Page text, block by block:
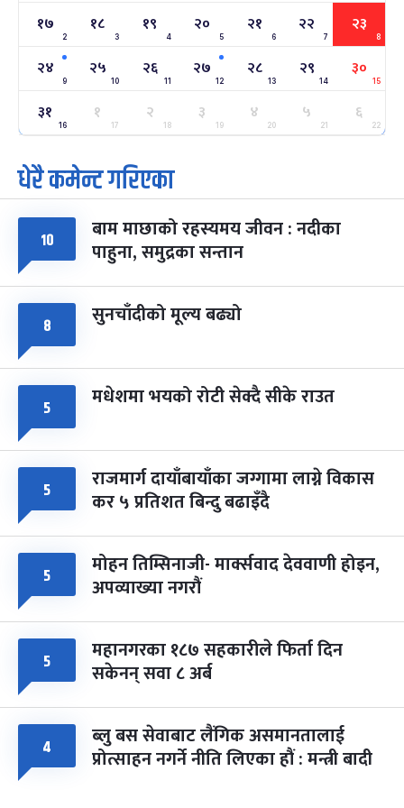
सोम
अन्तराष्ट्रिय नारी दिवस
फाल्गुन २४, २०८३- Mar 8, 2027
७ महिना बाँकी
२५
मंगल
ग्याल्पो ल्होसार
फाल्गुन २५, २०८३ Mar 9, 2027
७ महिना बाँकी
७
आइत
पूर्णिमा व्रत
चैत्र ७, २०८३-Mar 21, 2027
८ फागुपूर्णिमा
चैत्र ८, २०८३-Mar 22, 2027
७ महिना बाँकी
१७
2
१८
3
१९
4
२०
5
२१
6
२२
7
२३
8
२४
9
२५
10
२६
11
२७
12
२८
13
२९
14
३०
15
३१
16
१
17
२
18
३
19
४
20
५
21
६
22
धेरै कमेन्ट गरिएका
१० बाम माछाको रहस्यमय जीवन : नदीका
पाहुना, समुद्रका सन्तान
८ सुनचाँदीको मूल्य बढ्यो
५ मधेशमा भयको रोटी सेक्दै सीके राउत
५ राजमार्ग दायाँबायाँका जग्गामा लाग्ने विकास
कर ५ प्रतिशत बिन्दु बढाइँदै
५ मोहन तिम्सिनाजी- मार्क्सवाद देववाणी होइन,
अपव्याख्या नगरौं
५ महानगरका १८७ सहकारीले फिर्ता दिन
सकेनन् सवा ८ अर्ब
४ ब्लु बस सेवाबाट लैंगिक असमानतालाई
प्रोत्साहन नगर्ने नीति लिएका हौं : मन्त्री बादी